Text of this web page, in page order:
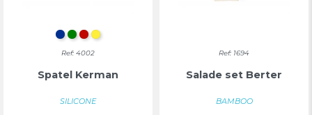
BLAUW
GROEN
ROOD
GEEL
Ref: 4002
Spatel Kerman
SILICONE
Ref: 1694
Salade set Berter
BAMBOO